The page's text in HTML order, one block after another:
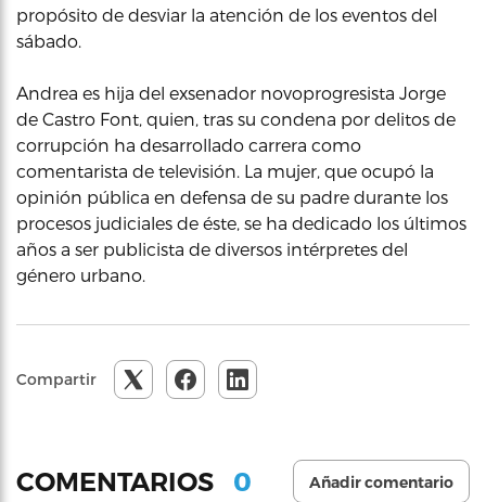
propósito de desviar la atención de los eventos del
sábado.
Andrea es hija del exsenador novoprogresista Jorge
de Castro Font, quien, tras su condena por delitos de
corrupción ha desarrollado carrera como
comentarista de televisión. La mujer, que ocupó la
opinión pública en defensa de su padre durante los
procesos judiciales de éste, se ha dedicado los últimos
años a ser publicista de diversos intérpretes del
género urbano.
Compartir
COMENTARIOS 0 Añadir comentario